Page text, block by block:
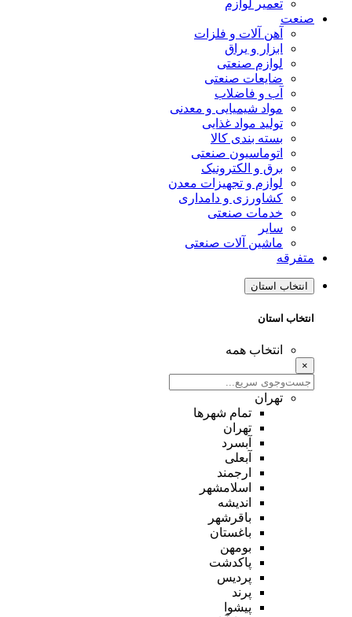
تعمیر لوازم
صنعت
آهن آلات و فلزات
ابزار و یراق
لوازم صنعتی
ضایعات صنعتی
آب و فاضلاب
مواد شیمیایی و معدنی
تولید مواد غذایی
بسته بندی کالا
اتوماسیون صنعتی
برق و الکترونیک
لوازم و تجهیزات معدن
کشاورزی و دامداری
خدمات صنعتی
سایر
ماشین آلات صنعتی
متفرقه
انتخاب استان
انتخاب استان
انتخاب همه
×
تهران
تمام شهر‌ها
تهران
آبسرد
آبعلی
ارجمند
اسلامشهر
اندیشه
باقرشهر
باغستان
بومهن
پاکدشت
پردیس
پرند
پیشوا